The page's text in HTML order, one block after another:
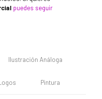
puedes seguir
Ilustración Análoga
Pintura